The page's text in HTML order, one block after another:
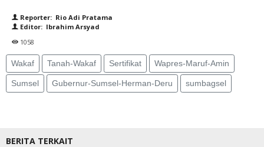
Reporter: Rio Adi Pratama
Editor: Ibrahim Arsyad
1058
Wakaf Tanah-Wakaf Sertifikat Wapres-Maruf-Amin
Sumsel Gubernur-Sumsel-Herman-Deru sumbagsel
BERITA TERKAIT